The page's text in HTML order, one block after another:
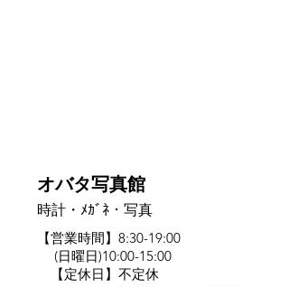
オバタ写真館
時計・ﾒｶﾞﾈ・写真
【営業時間】8:30-19:00
(日曜日)10:00-15:00
【定休日】不定休